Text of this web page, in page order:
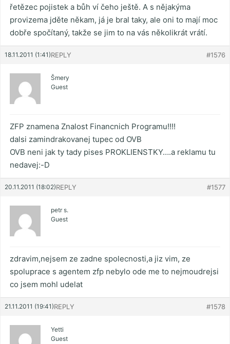
řetězec pojistek a bůh ví čeho ještě. A s nějakýma
provizema jděte někam, já je bral taky, ale oni to mají moc
dobře spočítaný, takže se jim to na vás několikrát vrátí.
18.11.2011 (1:41) #1576
REPLY
Šmery
Guest
ZFP znamena Znalost Financnich Programu!!!!
dalsi zamindrakovanej tupec od OVB
OVB neni jak ty tady pises PROKLIENSTKY….a reklamu tu
nedavej:-D
20.11.2011 (18:02) #1577
REPLY
petr s.
Guest
zdravim,nejsem ze zadne spolecnosti,a jiz vim, ze
spoluprace s agentem zfp nebylo ode me to nejmoudrejsi
co jsem mohl udelat
21.11.2011 (19:41) #1578
REPLY
Yetti
Guest